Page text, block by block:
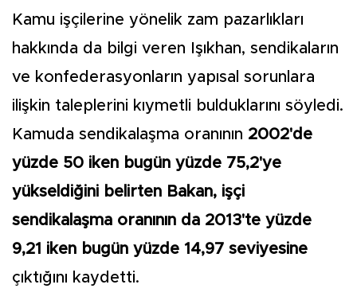
Kamu işçilerine yönelik zam pazarlıkları
hakkında da bilgi veren Işıkhan, sendikaların
ve konfederasyonların yapısal sorunlara
ilişkin taleplerini kıymetli bulduklarını söyledi.
Kamuda sendikalaşma oranının 2002'de
yüzde 50 iken bugün yüzde 75,2'ye
yükseldiğini belirten Bakan, işçi
sendikalaşma oranının da 2013'te yüzde
9,21 iken bugün yüzde 14,97 seviyesine
çıktığını kaydetti.